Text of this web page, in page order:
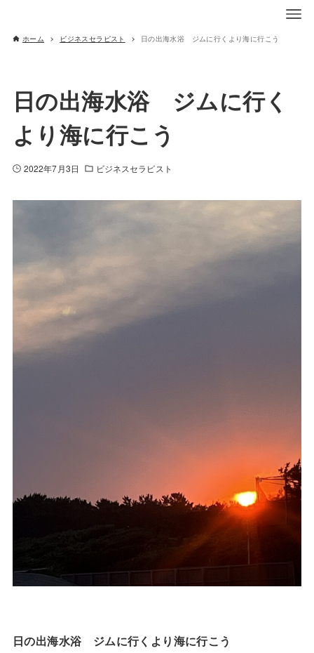
ホーム ビジネスセラピスト 日の出海水浴 ジムに行くより海に行こう
日の出海水浴 ジムに行く
より海に行こう
2022年7月3日 ビジネスセラピスト
日の出海水浴 ジムに行くより海に行こう